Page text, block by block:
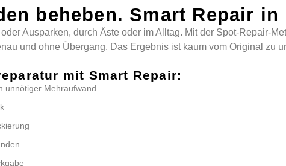
beheben. Smart Repair in
Ausparken, durch Äste oder im Alltag. Mit der Spot-Repair-
und ohne Übergang. Das Ergebnis ist kaum vom Original zu
mit Smart Repair:
unnötiger Mehraufwand